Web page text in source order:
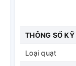
THÔNG SỐ
Loại quạt